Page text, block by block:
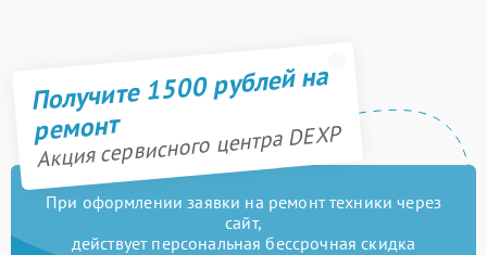
Получите 1500 рублей на
ремонт
Акция сервисного центра DEXP
При оформлении заявки на ремонт техники через
сайт,
действует персональная бессрочная скидка